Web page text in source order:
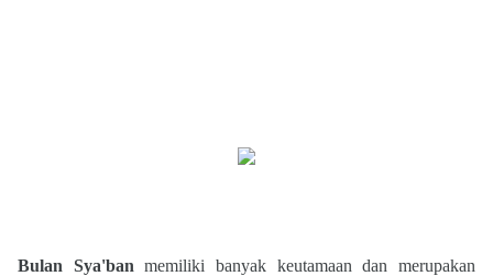
Bulan Sya'banmemiliki banyak keutamaan dan merupakan